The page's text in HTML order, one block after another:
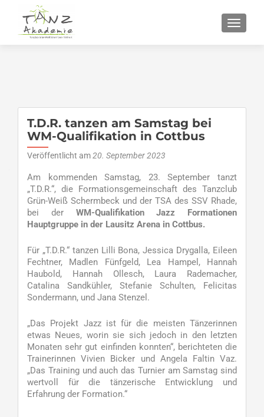
T.D.R. tanzen am Samstag bei
WM-Qualifikation in Cottbus
Veröffentlicht am20. September 2023
Am kommenden Samstag, 23. September tanzt
„T.D.R.“, die Formationsgemeinschaft des Tanzclub
Grün-Weiß Schermbeck und der TSA des SSV Rhade,
bei der WM-Qualifikation Jazz Formationen
Hauptgruppe in der Lausitz Arena in Cottbus.
Für „T.D.R.“ tanzen Lilli Bona, Jessica Drygalla, Eileen
Fechtner, Madlen Fünfgeld, Lea Hampel, Hannah
Haubold, Hannah Ollesch, Laura Rademacher,
Catalina Sandkühler, Stefanie Schulten, Felicitas
Sondermann, und Jana Stenzel.
„Das Projekt Jazz ist für die meisten Tänzerinnen
etwas Neues, worin sie sich jedoch in den letzten
Monaten sehr gut einfinden konnten“, berichteten die
Trainerinnen Vivien Bicker und Angela Faltin Vaz.
„Das Training und auch das Turnier am Samstag sind
wertvoll für die tänzerische Entwicklung und
Erfahrung der Formation.“